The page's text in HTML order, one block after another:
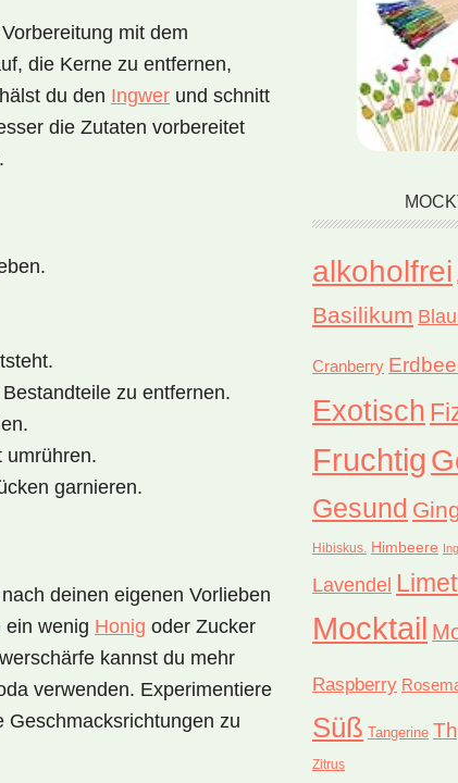
mit dem
die Kerne zu entfernen,
du den Ingwer und schnitt
die Zutaten vorbereitet
zu entfernen.
umrühren.
garnieren.
deinen eigenen Vorlieben
ein wenig Honig oder Zucker
kannst du mehr
verwenden. Experimentiere
Geschmacksrichtungen zu
alkoholfrei
Basilikum
Cranberry
Exotisch
Fruchtig
Gesund
Hibiskus. Himbeere
Lavendel
Mocktail
Raspberry
Süß Tangerine
Zitrus